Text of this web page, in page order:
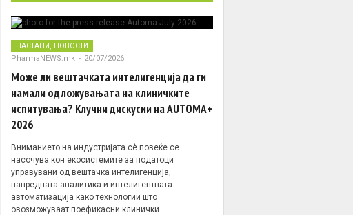
НАСТАНИ , НОВОСТИ
PharmaNEWS.mk - 20/07/2026
Може ли вештачката интелигенција да ги
намали одложувањата на клиничките
испитувања? Клучни дискусии на AUTOMA+
2026
Вниманието на индустријата сè повеќе се
насочува кон екосистемите за податоци
управувани од вештачка интелигенција,
напредната аналитика и интелигентната
автоматизација како технологии што
овозможуваат поефикасни клинички